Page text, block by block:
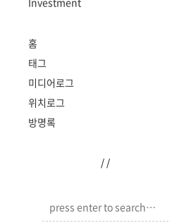
홈
태그
미디어로그
위치로그
방명록
/ /